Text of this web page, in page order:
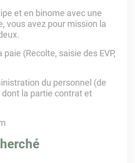
et en binome avec une
vous avez pour mission la
(Recolte, saisie des EVP,
du personnel (de
dont la partie contrat et